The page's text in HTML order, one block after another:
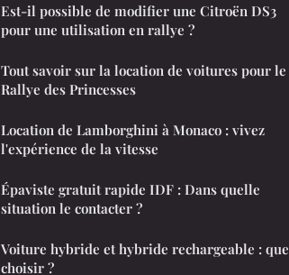
Est-il possible de modifier une Citroën DS3
pour une utilisation en rallye ?
Tout savoir sur la location de voitures pour le
Rallye des Princesses
Location de Lamborghini à Monaco : vivez
l'expérience de la vitesse
Épaviste gratuit rapide IDF : Dans quelle
situation le contacter ?
Voiture hybride et hybride rechargeable : que
choisir ?